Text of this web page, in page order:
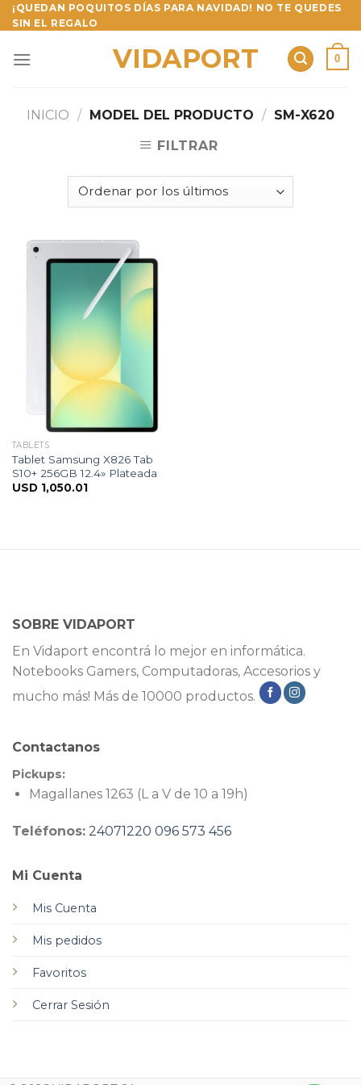
Skip
to
¡QUEDAN POQUITOS DÍAS PARA NAVIDAD! NO TE QUEDES
SIN EL REGALO
VIDAPORT 0
INICIO / MODEL DEL PRODUCTO / SM-X620
FILTRAR
TABLETS
Tablet Samsung X826 Tab
S10+ 256GB 12.4» Plateada
USD 1,050.01
SOBRE VIDAPORT
En Vidaport encontrá lo mejor en informática.
Notebooks Gamers, Computadoras, Accesorios y
mucho más! Más de 10000 productos.
Mi Cuenta
Mis Cuenta
Mis pedidos
Favoritos
Cerrar Sesión
Contactanos
Pickups:
Magallanes 1263 (L a V de 10 a 19h)
Teléfonos: 24071220 096 573 456